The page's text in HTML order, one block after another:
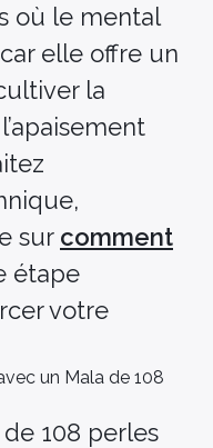
où le mental
elle offre un
la
sur comment
étape
votre
un Mala de 108
108 perles